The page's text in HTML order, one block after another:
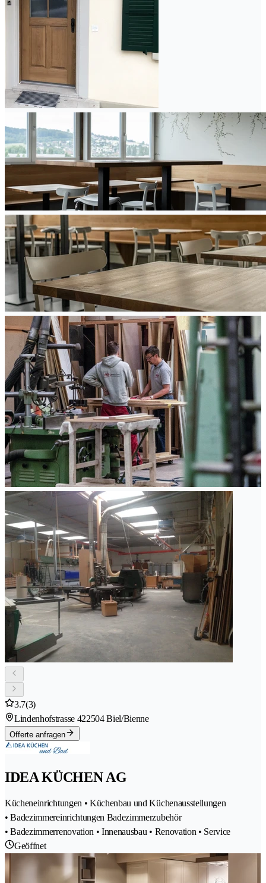
3.7(3)
Lindenhofstrasse 422504 Biel/Bienne
Offerte anfragen
IDEA KÜCHEN AG
Kücheneinrichtungen • Küchenbau und Küchenausstellungen
• Badezimmereinrichtungen Badezimmerzubehör
• Badezimmerrenovation • Innenausbau • Renovation • Service
Geöffnet